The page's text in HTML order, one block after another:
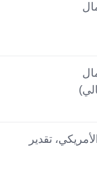
تقدير